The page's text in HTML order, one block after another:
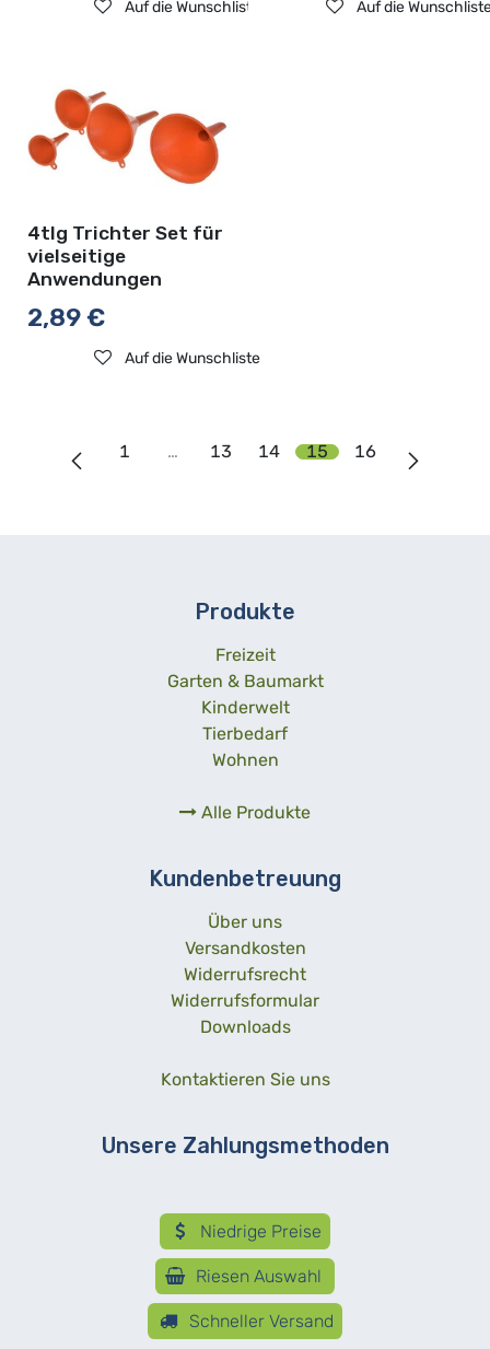
Auf die Wunschliste Auf die
4tlg Trichter Set für
vielseitige
Anwendungen
2,89€
Auf die Wunschliste
1 … 13 14 15 16
Produkte
Freizeit
Garten & Baumarkt
Kinderwelt
Tierbedarf
Wohnen
Alle Produkte
Kundenbetreuung
Über uns
Versandkosten
Widerrufsrecht
Widerrufsformular
Downloads
Kontaktieren Sie uns
Unsere Zahlungsmethoden
Niedrige Preise
Riesen Auswahl
Schneller Versand